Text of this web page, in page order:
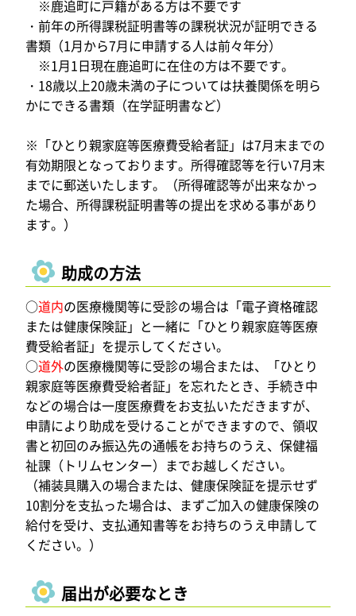
※鹿追町に戸籍がある方は不要です
・前年の所得課税証明書等の課税状況が証明できる
書類（1月から7月に申請する人は前々年分）
※1月1日現在鹿追町に在住の方は不要です。
・18歳以上20歳未満の子については扶養関係を明ら
かにできる書類（在学証明書など）
※「ひとり親家庭等医療費受給者証」は7月末までの
有効期限となっております。所得確認等を行い7月末
までに郵送いたします。（所得確認等が出来なかっ
た場合、所得課税証明書等の提出を求める事があり
ます。）
助成の方法
○道内の医療機関等に受診の場合は「電子資格確認
または健康保険証」と一緒に「ひとり親家庭等医療
費受給者証」を提示してください。
○道外の医療機関等に受診の場合または、「ひとり
親家庭等医療費受給者証」を忘れたとき、手続き中
などの場合は一度医療費をお支払いただきますが、
申請により助成を受けることができますので、領収
書と初回のみ振込先の通帳をお持ちのうえ、保健福
祉課（トリムセンター）までお越しください。
（補装具購入の場合または、健康保険証を提示せず
10割分を支払った場合は、まずご加入の健康保険の
給付を受け、支払通知書等をお持ちのうえ申請して
ください。）
届出が必要なとき